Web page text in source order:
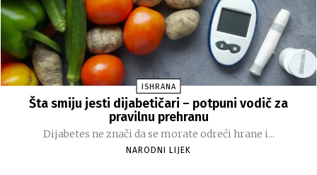
ISHRANA
Šta smiju jesti dijabetičari – potpuni vodič za
pravilnu prehranu
Dijabetes ne znači da se morate odreći hrane i...
NARODNI LIJEK